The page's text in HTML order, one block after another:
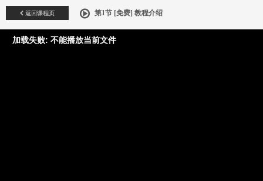
返回课程页 第1节 [免费] 教程介绍
加载失败: 不能播放当前文件